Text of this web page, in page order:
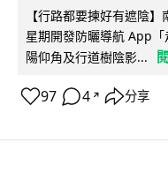
【行路都要揀好有遮陰
星期開發防曬導航 App
陽仰角及行道樹陰影...
97 4 ↗ 分享